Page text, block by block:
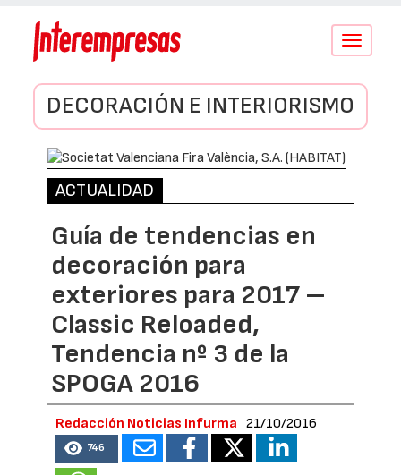
Conmutar
DECORACIÓN E INTERIORISMO
ACTUALIDAD
Guía de tendencias en
decoración para
exteriores para 2017 –
Classic Reloaded,
Tendencia nº 3 de la
SPOGA 2016
Redacción Noticias Infurma 21/10/2016
746